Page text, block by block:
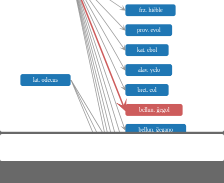
lat. odecus
frz. hièble
prov. evol
kat. ebol
alav. yelo
bret. eol
bellun. ǧegol
bellun. ǧegano